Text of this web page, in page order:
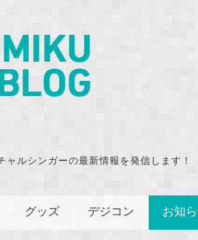
ルシンガーの最新情報を発信します！
グッズ デジコン お知